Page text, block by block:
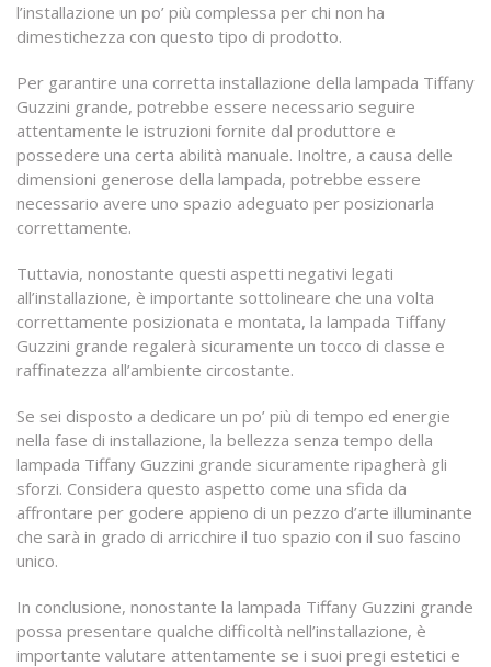
l’installazione un po’ più complessa per chi non ha
dimestichezza con questo tipo di prodotto.
Per garantire una corretta installazione della lampada Tiffany
Guzzini grande, potrebbe essere necessario seguire
attentamente le istruzioni fornite dal produttore e
possedere una certa abilità manuale. Inoltre, a causa delle
dimensioni generose della lampada, potrebbe essere
necessario avere uno spazio adeguato per posizionarla
correttamente.
Tuttavia, nonostante questi aspetti negativi legati
all’installazione, è importante sottolineare che una volta
correttamente posizionata e montata, la lampada Tiffany
Guzzini grande regalerà sicuramente un tocco di classe e
raffinatezza all’ambiente circostante.
Se sei disposto a dedicare un po’ più di tempo ed energie
nella fase di installazione, la bellezza senza tempo della
lampada Tiffany Guzzini grande sicuramente ripagherà gli
sforzi. Considera questo aspetto come una sfida da
affrontare per godere appieno di un pezzo d’arte illuminante
che sarà in grado di arricchire il tuo spazio con il suo fascino
unico.
In conclusione, nonostante la lampada Tiffany Guzzini grande
possa presentare qualche difficoltà nell’installazione, è
importante valutare attentamente se i suoi pregi estetici e